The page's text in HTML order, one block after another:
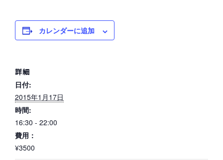
カレンダーに追加
詳細
日付:
2015年1月17日
時間:
16:30 - 22:00
費用：
¥3500